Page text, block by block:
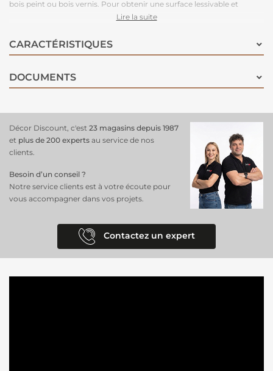
bois peint ou bois vernis. Pour obtenir une surface lessivable et
résistante aux taches, appliquez le protecteur extra mat ou le
cérusée avec la patine blanche.
Lire la suite
CARACTÉRISTIQUES
DOCUMENTS
Décor Discount, c'est 23 magasins depuis 1987
et plus de 200 experts au service de nos
clients.
Besoin d’un conseil ?
Notre service clients est à votre écoute pour
vous accompagner dans vos projets.
Contactez un expert